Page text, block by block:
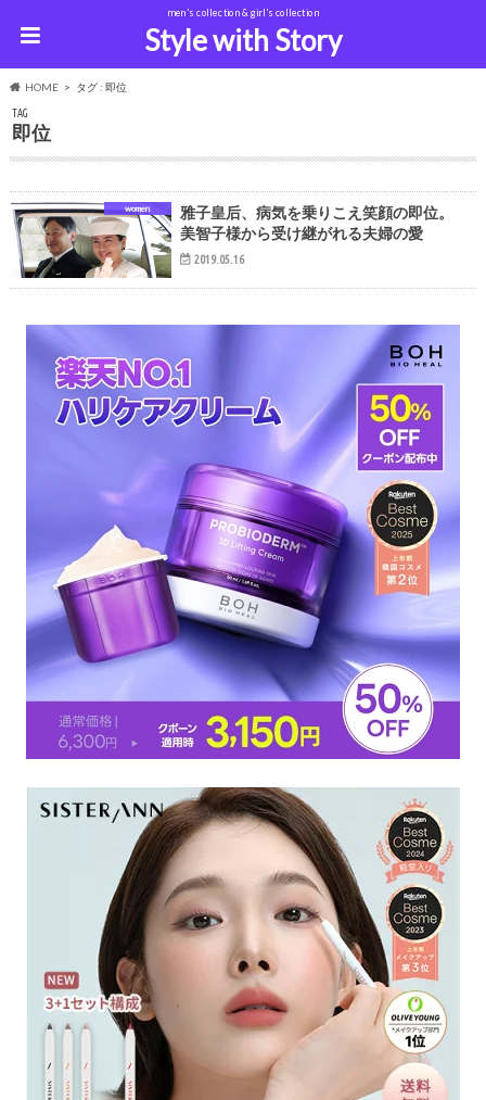
men's collection & girl's collection
Style with Story
HOME タグ : 即位
TAG
即位
women
雅子皇后、病気を乗りこえ笑顔の即位。
美智子様から受け継がれる夫婦の愛
2019.05.16